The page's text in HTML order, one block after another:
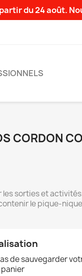
du 24 août.
CORDON
les sorties et
le pique-nique
de sauvegarder